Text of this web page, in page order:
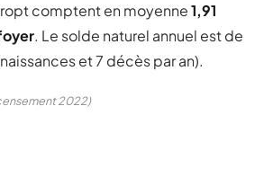
comptent en moyenne1,91
. Le solde naturel annuel est de
et 7 décès par an).
2022)